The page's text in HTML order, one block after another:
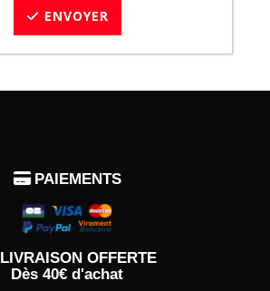
ENVOYER
 PAIEMENTS
LIVRAISON OFFERTE
Dès 40€ d'achat